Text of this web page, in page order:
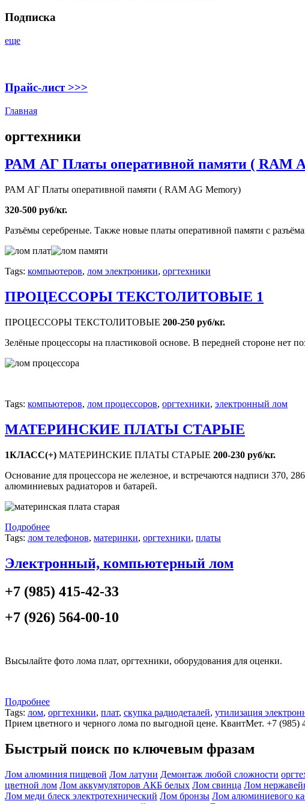
Подписка
еще
Прайс-лист >>>
Главная
оргтехники
РАМ АГ Платы оперативной памяти ( RAM
РАМ АГ Платы оперативной памяти ( RAM AG Memory)
320-500 руб/кг.
Разъёмы серебреные. Также новые платы оперативной памяти с
Tags: компьютеров, лом электроники, оргтехники
ПРОЦЕССОРЫ ТЕКСТОЛИТОВЫЕ 1
ПРОЦЕССОРЫ ТЕКСТОЛИТОВЫЕ 200-250 руб/кг.
Зелёные процессоры на пластиковой основе. В передней стороне нет
Tags: компьютеров, лом процессоров, оргтехники, электронный лом
МАТЕРИНСКИЕ ПЛАТЫ СТАРЫЕ
1КЛАСС(+) МАТЕРИНСКИЕ ПЛАТЫ СТАРЫЕ 200-230 руб/кг.
Основание для процессора не железное, и встречаются надписи 370,
алюминиевых радиаторов и батарей.
Подробнее
Tags: лом телефонов, материнки, оргтехники, платы
Электронный, компьютерный лом
+7 (985) 415-42-33
+7 (926) 564-00-10
Высылайте фото лома плат, оргтехники, оборудования для оценки.
Подробнее
Tags: лом, оргтехники, плат, скупка радиодеталей, утилизация
Прием цветного и черного лома по выгодной цене. КвантМет. +7 (985)
Быстрый поиск по ключевым фразам
Лом алюминия пищевой Лом латуни Демонтаж любой сложности
цветной лом Лом аккумуляторов АКБ белых Лом свинца Лом
Лом меди блеск электротехнический Лом бронзы Лом алюминиевого